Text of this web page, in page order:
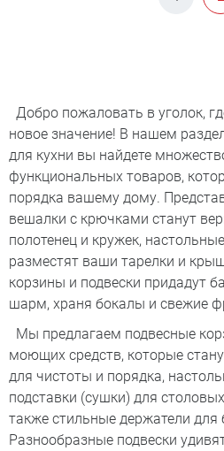
Добро пожаловать в уголок,
новое значение! В нашем
для кухни вы найдете
функциональных товаров,
порядка вашему дому.
вешалки с крючками станут
полотенец и кружек,
разместят ваши тарелки и
корзины и подвески придадут
шарм, храня бокалы и свежие
Мы предлагаем подвесные
моющих средств, которые
для чистоты и порядка,
подставки (сушки) для
также стильные держатели
Разнообразные подвески